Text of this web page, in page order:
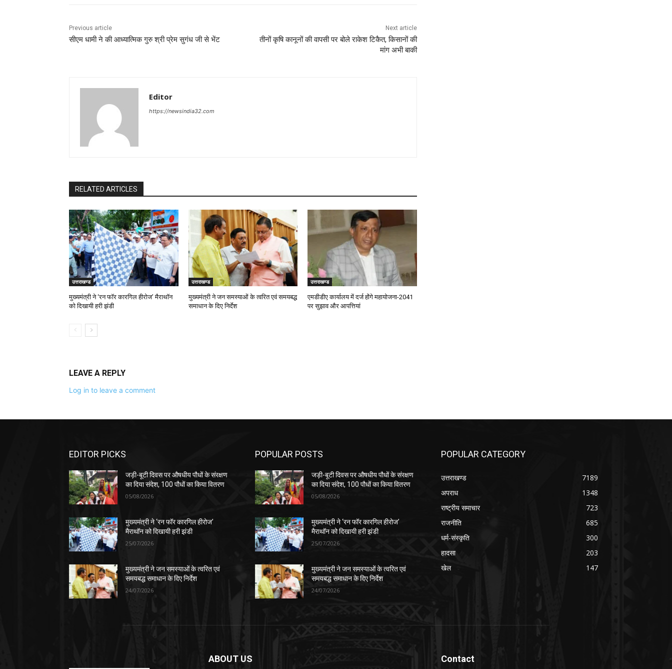
Previous article
सीएम धामी ने की आध्यात्मिक गुरु श्री प्रेम सुगंध जी से भेंट
Next article
तीनों कृषि कानूनों की वापसी पर बोले राकेश टिकैत, किसानों की
मांग अभी बाकी
Editor
https://newsindia32.com
RELATED ARTICLES
उत्तराखण्ड
मुख्यमंत्री ने ‘रन फॉर कारगिल हीरोज’ मैराथॉन
को दिखायी हरी झंडी
उत्तराखण्ड
मुख्यमंत्री ने जन समस्याओं के त्वरित एवं समयबद्ध
समाधान के दिए निर्देश
उत्तराखण्ड
एमडीडीए कार्यालय में दर्ज होंगे महायोजना-2041
पर सुझाव और आपत्तियां
LEAVE A REPLY
Log in to leave a comment
EDITOR PICKS
जड़ी-बूटी दिवस पर औषधीय पौधों के संरक्षण
का दिया संदेश, 100 पौधों का किया वितरण
05/08/2026
मुख्यमंत्री ने ‘रन फॉर कारगिल हीरोज’
मैराथॉन को दिखायी हरी झंडी
25/07/2026
मुख्यमंत्री ने जन समस्याओं के त्वरित एवं
समयबद्ध समाधान के दिए निर्देश
24/07/2026
POPULAR POSTS
जड़ी-बूटी दिवस पर औषधीय पौधों के संरक्षण
का दिया संदेश, 100 पौधों का किया वितरण
05/08/2026
मुख्यमंत्री ने ‘रन फॉर कारगिल हीरोज’
मैराथॉन को दिखायी हरी झंडी
25/07/2026
मुख्यमंत्री ने जन समस्याओं के त्वरित एवं
समयबद्ध समाधान के दिए निर्देश
24/07/2026
POPULAR CATEGORY
उत्तराखण्ड
7189
अपराध
1348
राष्ट्रीय समाचार
723
राजनीति
685
धर्म-संस्कृति
300
हादसा
203
खेल
147
ABOUT US Contact